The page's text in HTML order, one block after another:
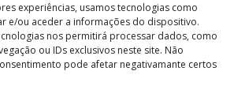
experiências, usamos tecnologias como
e/ou aceder a informações do dispositivo.
nos permitirá processar dados, como
ou IDs exclusivos neste site. Não
pode afetar negativamante certos